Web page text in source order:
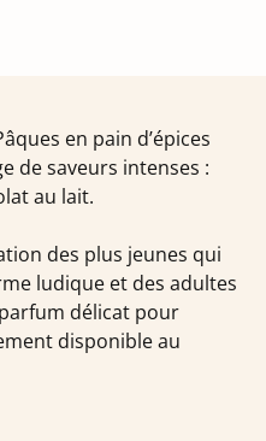
en pain d’épices
de saveurs intenses :
au lait.
des plus jeunes qui
ludique et des adultes
délicat pour
disponible au